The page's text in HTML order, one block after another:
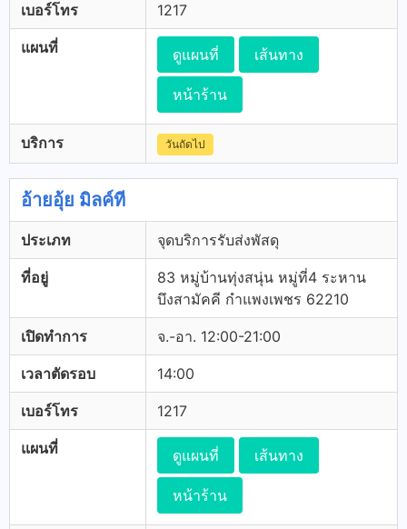
เบอร์โทร 1217
แผนที่ ดูแผนที่ เส้นทาง
หน้าร้าน
บริการ วันถัดไป
อ้ายอุ้ย มิลค์ที
ประเภท จุดบริการรับส่งพัสดุ
ที่อยู่
83 หมู่บ้านทุ่งสนุ่น หมู่ที่4 ระหาน
บึงสามัคคี กำแพงเพชร 62210
เปิดทำการ จ.-อา. 12:00-21:00
เวลาตัดรอบ 14:00
เบอร์โทร 1217
แผนที่ ดูแผนที่ เส้นทาง
หน้าร้าน